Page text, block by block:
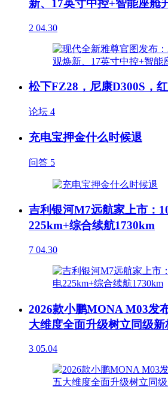
新、17英寸中控+智能座舱
2 04.30
松下FZ28，尼康D300S，
论坛 4
充电宝押金什么时候退
问答 5
吉利银河M7远航家上市：
225km+综合续航1730km
7 04.30
2026款小鹏MONA M03发
大维度全面升级树立同级新
3 05.04